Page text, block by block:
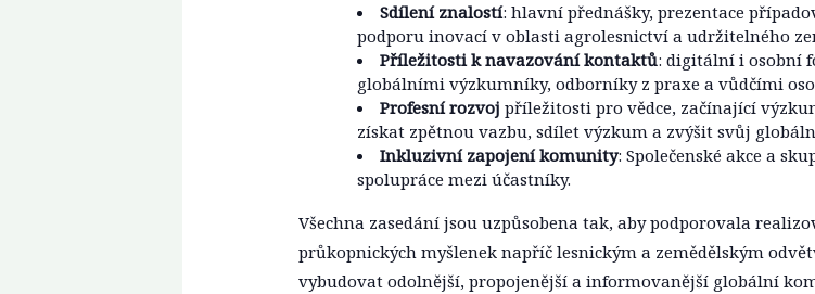
Sdílení znalostí: hlavní přednášky, prezentace
podporu inovací v oblasti agrolesnictví a udržitelného
Příležitosti k navazování kontaktů: digitální i osobní
globálními výzkumníky, odborníky z praxe a vůdčími
Profesní rozvoj příležitosti pro vědce, začínající
získat zpětnou vazbu, sdílet výzkum a zvýšit svůj
Inkluzivní zapojení komunity: Společenské akce a
spolupráce mezi účastníky.
Všechna zasedání jsou uzpůsobena tak, aby podporovala
průkopnických myšlenek napříč lesnickým a zemědělským
vybudovat odolnější, propojenější a informovanější globální